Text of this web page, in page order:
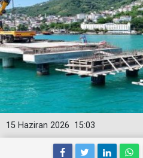
15:03
15 Haziran 2026